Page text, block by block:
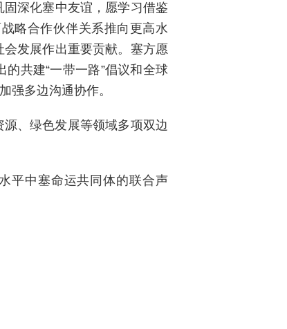
深化塞中友谊，愿学习借鉴
略合作伙伴关系推向更高水
发展作出重要贡献。塞方愿
共建“一带一路”倡议和全球
强多边沟通协作。
、绿色发展等领域多项双边
平中塞命运共同体的联合声